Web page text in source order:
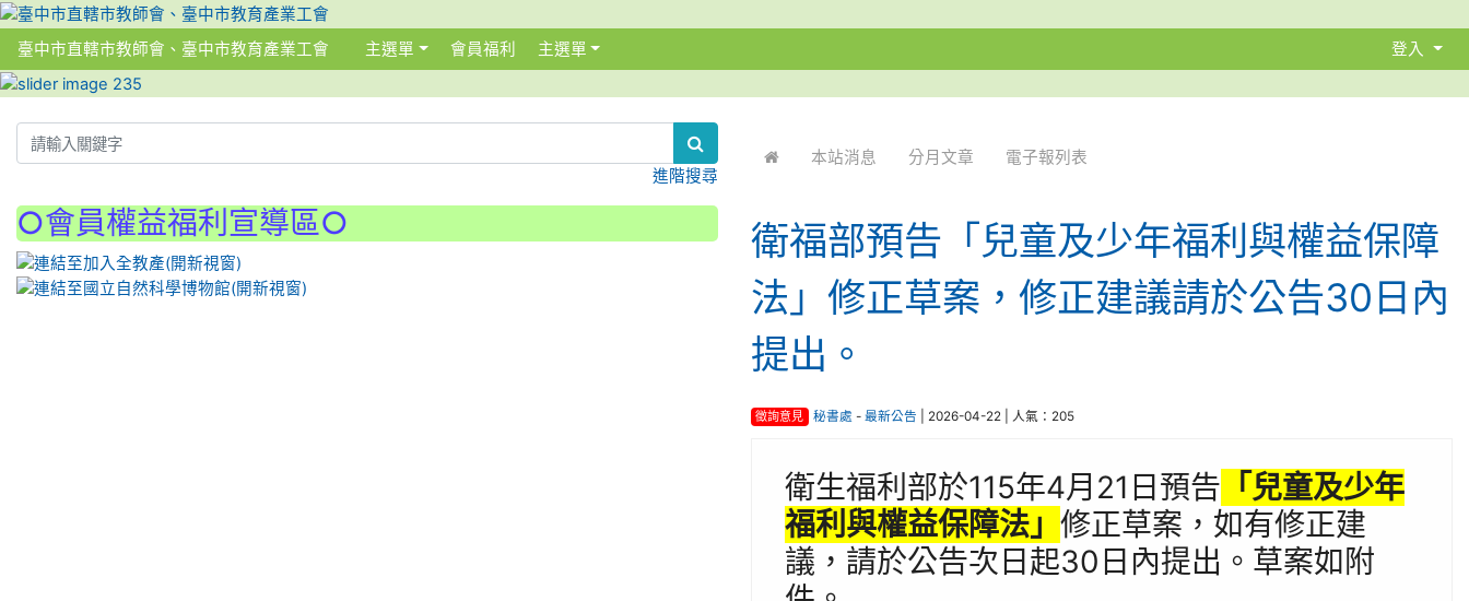
臺中市直轄市教師會、臺中市教育產業工會 主選單 會員福利 主選單 登入
本站消息 分月文章 電子報列表
衛福部預告「兒童及少年福利與權益保障
法」修正草案，修正建議請於公告30日內
提出。
徵詢意見 秘書處 - 最新公告 | 2026-04-22 | 人氣：205
衛生福利部於115年4月21日預告 「兒童及少年
福利與權益保障法」 修正草案，如有修正建
議，請於公告次日起30日內提出。草案如附
進階搜尋
○會員權益福利宣導區○